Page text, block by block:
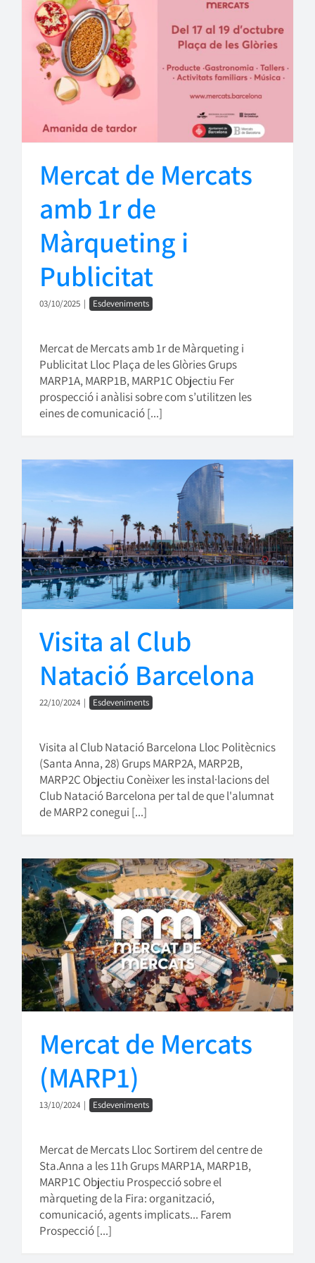
Mercat de Mercats
amb 1r de
Màrqueting i
Publicitat
03/10/2025 | Esdeveniments
Mercat de Mercats amb 1r de Màrqueting i
Publicitat Lloc Plaça de les Glòries Grups
MARP1A, MARP1B, MARP1C Objectiu Fer
prospecció i anàlisi sobre com s’utilitzen les
eines de comunicació [...]
Visita al Club
Natació Barcelona
22/10/2024 | Esdeveniments
Visita al Club Natació Barcelona Lloc Politècnics
(Santa Anna, 28) Grups MARP2A, MARP2B,
MARP2C Objectiu Conèixer les instal·lacions del
Club Natació Barcelona per tal de que l'alumnat
de MARP2 conegui [...]
Mercat de Mercats
(MARP1)
13/10/2024 | Esdeveniments
Mercat de Mercats Lloc Sortirem del centre de
Sta.Anna a les 11h Grups MARP1A, MARP1B,
MARP1C Objectiu Prospecció sobre el
màrqueting de la Fira: organització,
comunicació, agents implicats... Farem
Prospecció [...]